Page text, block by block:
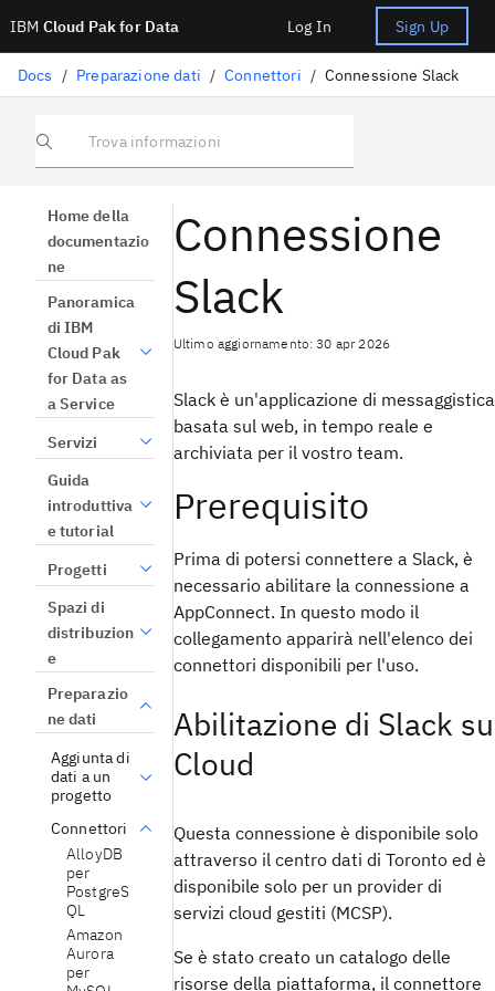
IBM Cloud Pak for Data Log In Sign Up
Docs / Preparazione dati / Connettori / Connessione Slack
Trova informazioni
Home della
documentazio
ne
Panoramica
di IBM
Cloud Pak
for Data as
a Service
Servizi
Guida
introduttiva
e tutorial
Progetti
Spazi di
distribuzion
e
Preparazio
ne dati
Aggiunta di
dati a un
progetto
Connettori
AlloyDB
per
PostgreS
QL
Amazon
Aurora
per
Connessione
Slack
Ultimo aggiornamento: 30 apr 2026
Slack è un'applicazione di messaggistica
basata sul web, in tempo reale e
archiviata per il vostro team.
Prerequisito
Prima di potersi connettere a Slack, è
necessario abilitare la connessione a
AppConnect. In questo modo il
collegamento apparirà nell'elenco dei
connettori disponibili per l'uso.
Abilitazione di Slack su
Cloud
Questa connessione è disponibile solo
attraverso il centro dati di Toronto ed è
disponibile solo per un provider di
servizi cloud gestiti (MCSP).
Se è stato creato un catalogo delle
risorse della piattaforma, il connettore